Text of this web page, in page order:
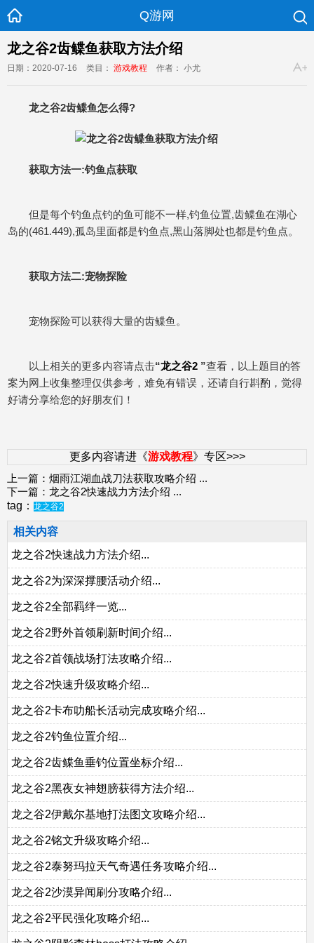
Q游网
龙之谷2齿鲽鱼获取方法介绍
日期：2020-07-16 类目： 游戏教程 作者： 小尤
龙之谷2齿鲽鱼怎么得?
获取方法一:钓鱼点获取
但是每个钓鱼点钓的鱼可能不一样,钓鱼位置,齿鲽鱼在湖心
岛的(461.449),孤岛里面都是钓鱼点,黑山落脚处也都是钓鱼点。
获取方法二:宠物探险
宠物探险可以获得大量的齿鲽鱼。
以上相关的更多内容请点击“龙之谷2 ”查看，以上题目的答
案为网上收集整理仅供参考，难免有错误，还请自行斟酌，觉得
好请分享给您的好朋友们！
更多内容请进《游戏教程》专区>>>
上一篇： 烟雨江湖血战刀法获取攻略介绍 ...
下一篇： 龙之谷2快速战力方法介绍 ...
tag： 龙之谷2
相关内容
龙之谷2快速战力方法介绍...
龙之谷2为深深撑腰活动介绍...
龙之谷2全部羁绊一览...
龙之谷2野外首领刷新时间介绍...
龙之谷2首领战场打法攻略介绍...
龙之谷2快速升级攻略介绍...
龙之谷2卡布叻船长活动完成攻略介绍...
龙之谷2钓鱼位置介绍...
龙之谷2齿鲽鱼垂钓位置坐标介绍...
龙之谷2黑夜女神翅膀获得方法介绍...
龙之谷2伊戴尔基地打法图文攻略介绍...
龙之谷2铭文升级攻略介绍...
龙之谷2泰努玛拉天气奇遇任务攻略介绍...
龙之谷2沙漠异闻刷分攻略介绍...
龙之谷2平民强化攻略介绍...